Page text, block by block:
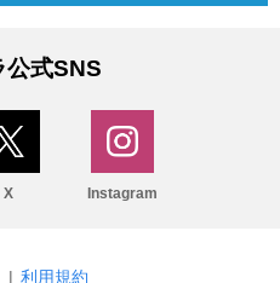
公式SNS
X Instagram
| 利用規約